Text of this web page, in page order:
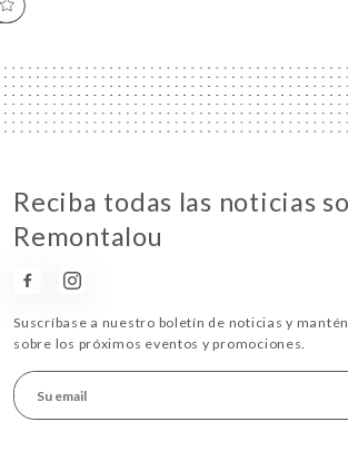
Reciba todas las noticias
Remontalou
Suscríbase a nuestro boletín de noticias y
sobre los próximos eventos y promociones.